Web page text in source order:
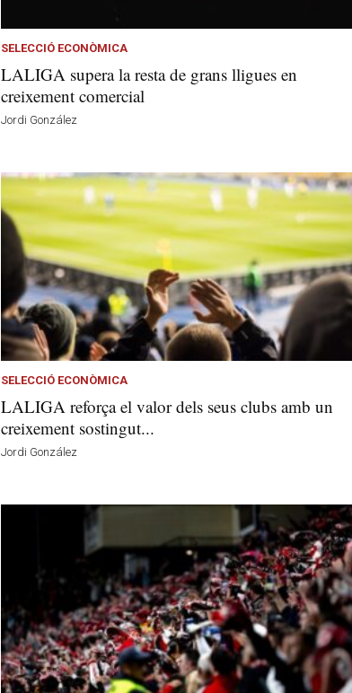
SELECCIÓ ECONÒMICA
LALIGA supera la resta de grans lligues en
creixement comercial
Jordi González
SELECCIÓ ECONÒMICA
LALIGA reforça el valor dels seus clubs amb un
creixement sostingut...
Jordi González